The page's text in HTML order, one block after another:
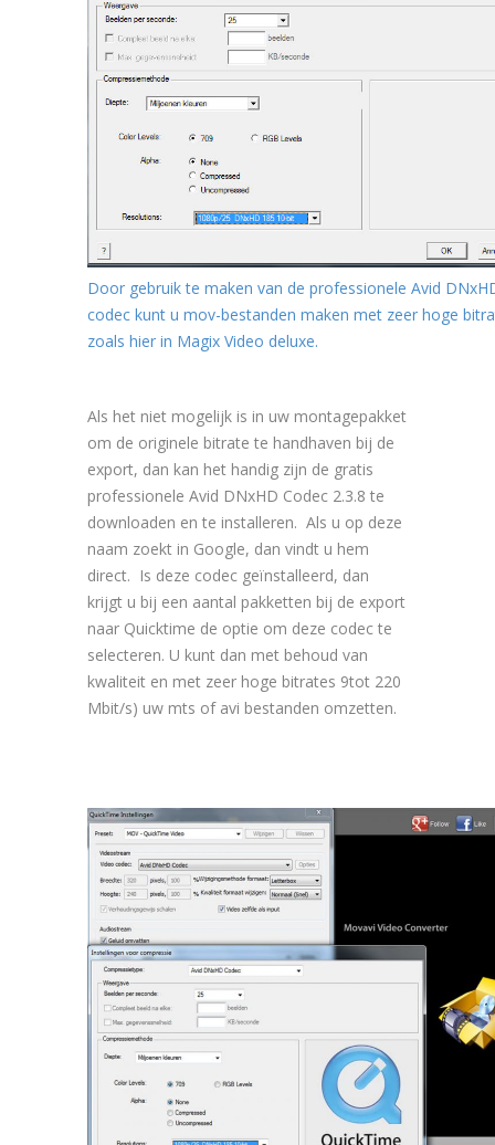
Door gebruik te maken van de professionele Avid
codec kunt u mov-bestanden maken met zeer hoge
zoals hier in Magix Video deluxe.
Als het niet mogelijk is in uw montagepakket
om de originele bitrate te handhaven bij de
export, dan kan het handig zijn de gratis
professionele Avid DNxHD Codec 2.3.8 te
downloaden en te installeren. Als u op deze
naam zoekt in Google, dan vindt u hem
direct. Is deze codec geïnstalleerd, dan
krijgt u bij een aantal pakketten bij de export
naar Quicktime de optie om deze codec te
selecteren. U kunt dan met behoud van
kwaliteit en met zeer hoge bitrates 9tot 220
Mbit/s) uw mts of avi bestanden omzetten.